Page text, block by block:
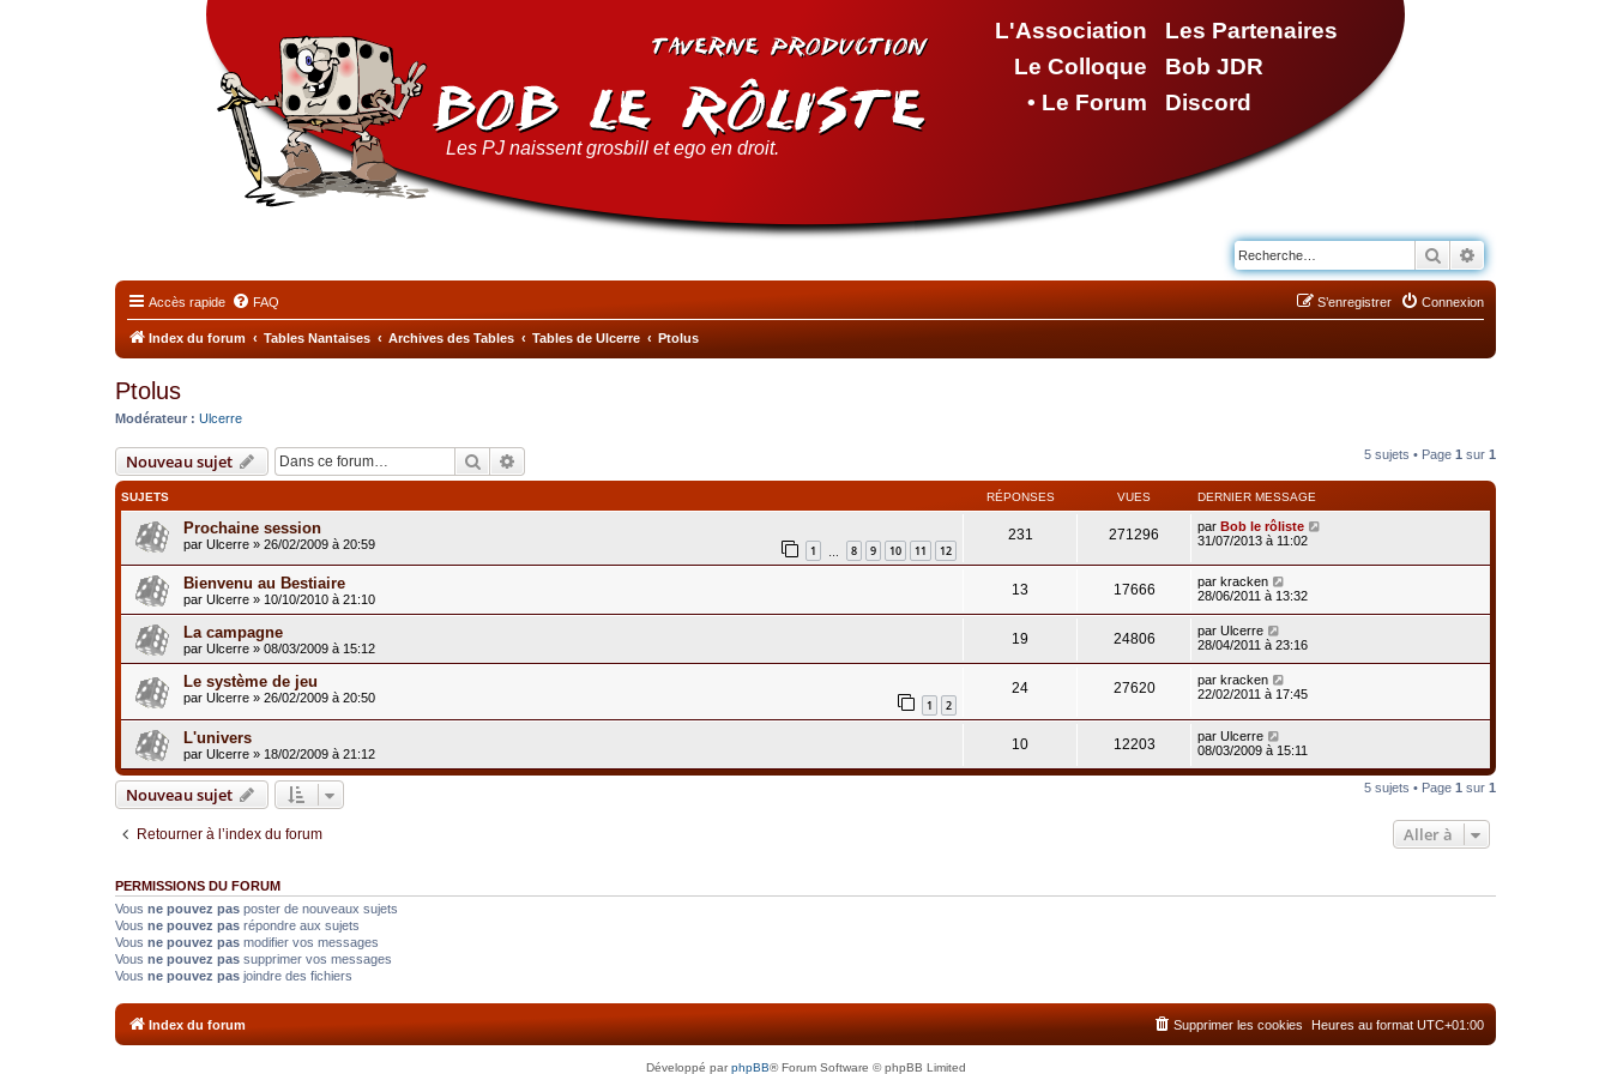
L'Association
Le Colloque
• Le Forum
Les Partenaires
Bob JDR
Discord
Les PJ naissent grosbill et ego en droit.
Rechercher
Accès rapide FAQ Connexion
S’enregistrer
Index du forum Tables Nantaises Archives des Tables Tables de Ulcerre Ptolus
Ptolus
Modérateur : Ulcerre
Nouveau sujet Rechercher 5 sujets • Page 1 sur 1
SUJETS RÉPONSES VUES DERNIER MESSAGE
Prochaine session
par Ulcerre » 26/02/2009 à 20:59 1 8 9 10 11 12
231 271296 par Bob le rôliste
31/07/2013 à 11:02
Bienvenu au Bestiaire
par Ulcerre » 10/10/2010 à 21:10
13 17666 par kracken
28/06/2011 à 13:32
La campagne
par Ulcerre » 08/03/2009 à 15:12
19 24806 par Ulcerre
28/04/2011 à 23:16
Le système de jeu
par Ulcerre » 26/02/2009 à 20:50 1 2
24 27620 par kracken
22/02/2011 à 17:45
L'univers
par Ulcerre » 18/02/2009 à 21:12
10 12203 par Ulcerre
08/03/2009 à 15:11
Nouveau sujet 5 sujets • Page 1 sur 1
Retourner à l’index du forum Aller à
PERMISSIONS DU FORUM
Vous ne pouvez pas poster de nouveaux sujets
Vous ne pouvez pas répondre aux sujets
Vous ne pouvez pas modifier vos messages
Vous ne pouvez pas supprimer vos messages
Vous ne pouvez pas joindre des fichiers
Index du forum Heures au format UTC+01:00
Supprimer les cookies
Développé parphpBB® Forum Software © phpBB Limited